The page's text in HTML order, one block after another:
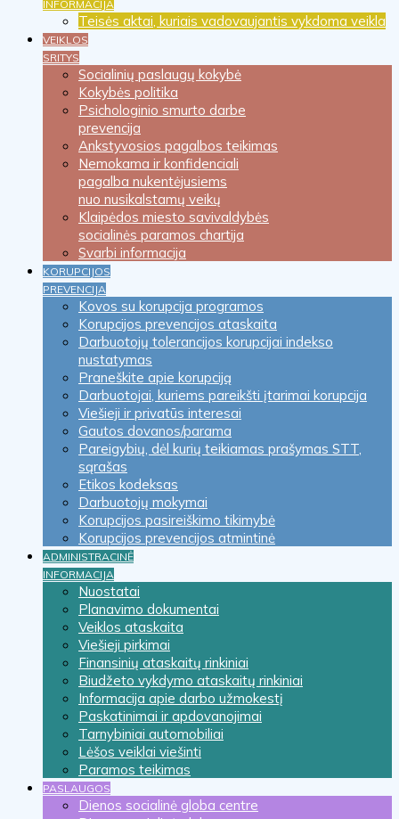
INFORMACIJA
Teisės aktai, kuriais vadovaujantis vykdoma veikla
VEIKLOS
SRITYS
Socialinių paslaugų kokybė
Kokybės politika
Psichologinio smurto darbe
prevencija
Ankstyvosios pagalbos teikimas
Nemokama ir konfidenciali
pagalba nukentėjusiems
nuo nusikalstamų veikų
Klaipėdos miesto savivaldybės
socialinės paramos chartija
Svarbi informacija
KORUPCIJOS
PREVENCIJA
Kovos su korupcija programos
Korupcijos prevencijos ataskaita
Darbuotojų tolerancijos korupcijai indekso
nustatymas
Praneškite apie korupciją
Darbuotojai, kuriems pareikšti įtarimai korupcija
Viešieji ir privatūs interesai
Gautos dovanos/parama
Pareigybių, dėl kurių teikiamas prašymas STT,
sąrašas
Etikos kodeksas
Darbuotojų mokymai
Korupcijos pasireiškimo tikimybė
Korupcijos prevencijos atmintinė
ADMINISTRACINĖ
INFORMACIJA
Nuostatai
Planavimo dokumentai
Veiklos ataskaita
Viešieji pirkimai
Finansinių ataskaitų rinkiniai
Biudžeto vykdymo ataskaitų rinkiniai
Informacija apie darbo užmokestį
Paskatinimai ir apdovanojimai
Tarnybiniai automobiliai
Lėšos veiklai viešinti
Paramos teikimas
PASLAUGOS
Dienos socialinė globa centre